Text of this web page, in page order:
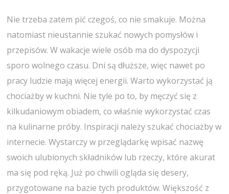
Nie trzeba zatem pić czegoś, co nie smakuje. Można
natomiast nieustannie szukać nowych pomysłów i
przepisów. W wakacje wiele osób ma do dyspozycji
sporo wolnego czasu. Dni są dłuższe, więc nawet po
pracy ludzie mają więcej energii. Warto wykorzystać ją
chociażby w kuchni. Nie tyle po to, by męczyć się z
kilkudaniowym obiadem, co właśnie wykorzystać czas
na kulinarne próby. Inspiracji należy szukać chociażby w
internecie. Wystarczy w przeglądarkę wpisać nazwę
swoich ulubionych składników lub rzeczy, które akurat
ma się pod ręką. Już po chwili ogląda się desery,
przygotowane na bazie tych produktów. Większość z